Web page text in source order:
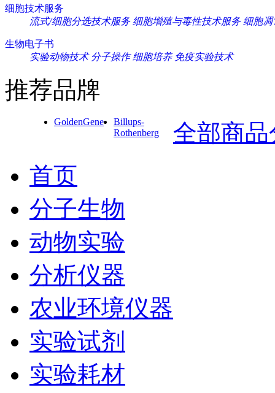
细胞技术服务
流式/细胞分选技术服务 细胞增殖与毒性技术服务 细胞
生物电子书
实验动物技术 分子操作 细胞培养 免疫实验技术
推荐品牌
GoldenGene
Billups-
Rothenberg
全部商品
首页
分子生物
动物实验
分析仪器
农业环境仪器
实验试剂
实验耗材